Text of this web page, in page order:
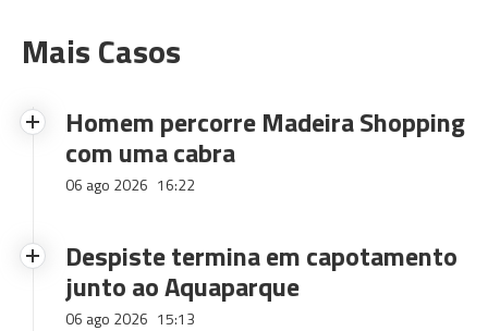
Mais Casos
Homem percorre Madeira Shopping
com uma cabra
06 ago 2026 16:22
Despiste termina em capotamento
junto ao Aquaparque
06 ago 2026 15:13